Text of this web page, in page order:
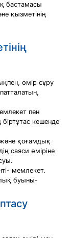
бастамасы
қызметінің
өмір сұру
пен
кешенде
қоғамдық
саяси өміріне
мемлекет.
буыны-